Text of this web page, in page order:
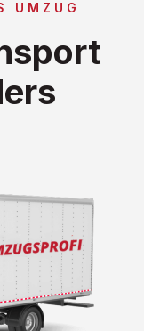
UMZUG